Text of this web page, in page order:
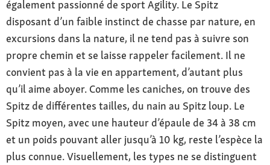
également passionné de sport Agility. Le Spitz
disposant d’un faible instinct de chasse par nature, en
excursions dans la nature, il ne tend pas à suivre son
propre chemin et se laisse rappeler facilement. Il ne
convient pas à la vie en appartement, d’autant plus
qu’il aime aboyer. Comme les caniches, on trouve des
Spitz de différentes tailles, du nain au Spitz loup. Le
Spitz moyen, avec une hauteur d’épaule de 34 à 38 cm
et un poids pouvant aller jusqu’à 10 kg, reste l’espèce la
plus connue. Visuellement, les types ne se distinguent